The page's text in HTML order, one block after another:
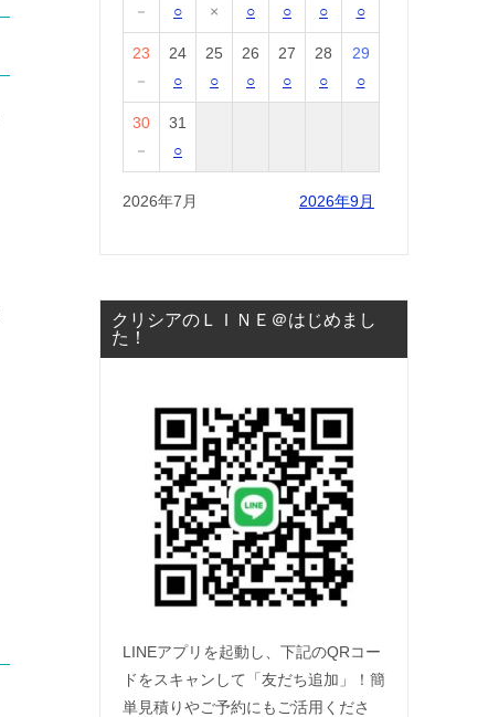
－
○
×
○
○
○
○
23
－
24
○
25
○
26
○
27
○
28
○
29
○
30
－
31
○
2026年7月 2026年9月
クリシアのＬＩＮＥ＠はじめまし
た！
LINEアプリを起動し、下記のQRコー
ドをスキャンして「友だち追加」！簡
単見積りやご予約にもご活用くださ